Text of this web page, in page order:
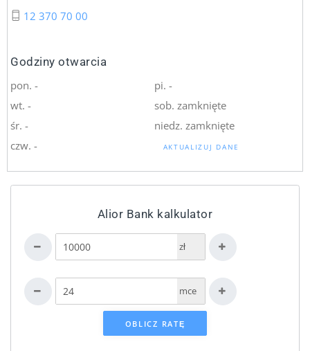
12 370 70 00
Godziny otwarcia
pon. -
wt. -
śr. -
czw. -
pi. -
sob. zamknięte
niedz. zamknięte
AKTUALIZUJ DANE
Alior Bank kalkulator
zł
mce